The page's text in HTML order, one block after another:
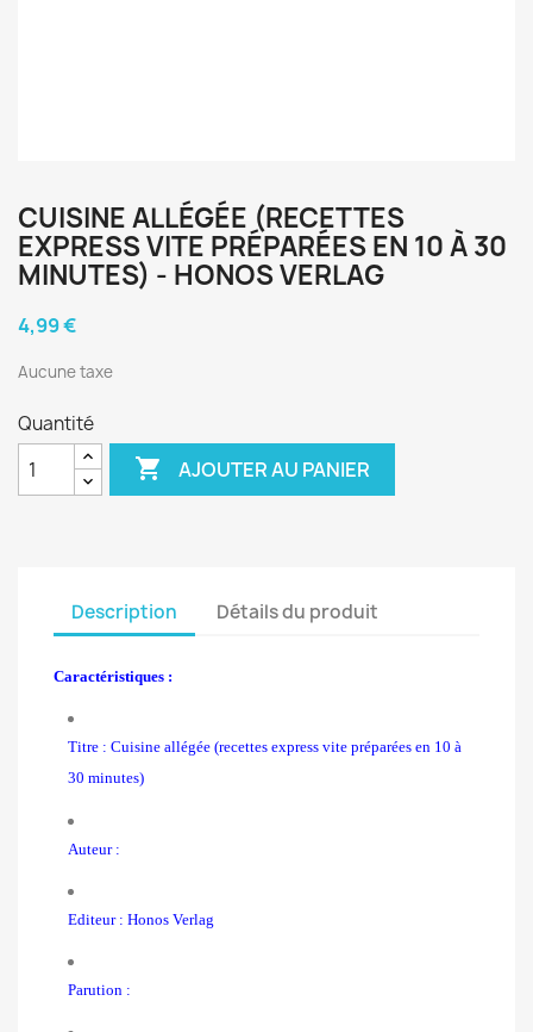
CUISINE ALLÉGÉE (RECETTES
EXPRESS VITE PRÉPARÉES EN 10 À 30
MINUTES) - HONOS VERLAG
4,99 €
Aucune taxe
Quantité
 AJOUTER AU PANIER
Description Détails du produit
Caractéristiques :
Titre : Cuisine allégée (recettes express vite préparées en 10 à
30 minutes)
Auteur :
Editeur : Honos Verlag
Parution :